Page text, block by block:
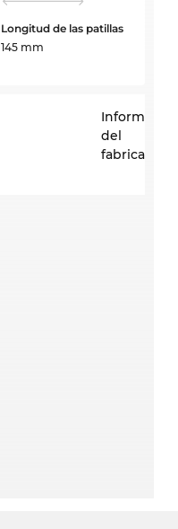
Longitud de las patillas
145 mm
del
fabricante